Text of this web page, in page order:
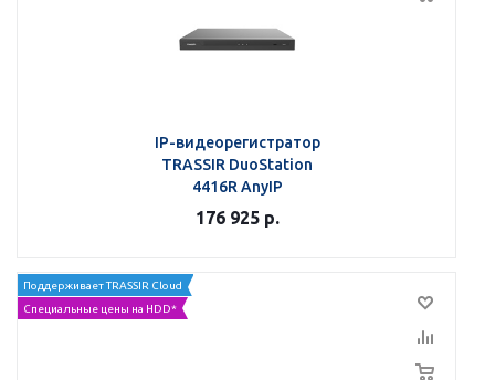
IP-видеорегистратор
TRASSIR DuoStation
4416R AnyIP
176 925р.
Поддерживает TRASSIR Cloud
Специальные цены на HDD*